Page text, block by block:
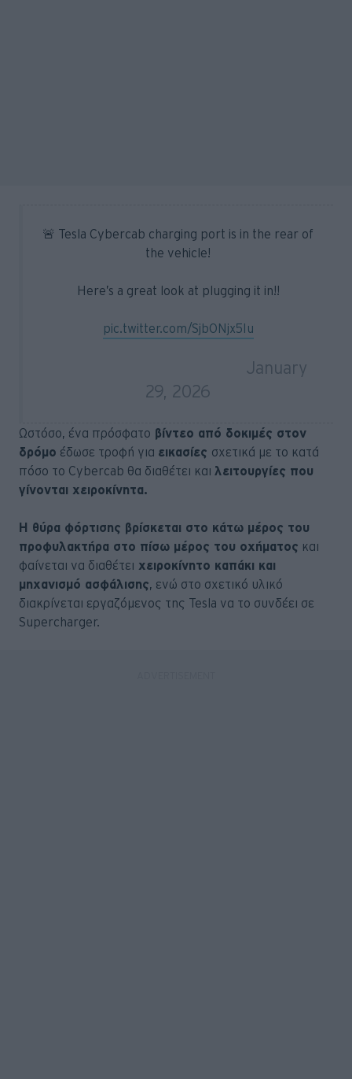
🚨 Tesla Cybercab charging port is in the rear of
the vehicle!
Here’s a great look at plugging it in!!
pic.twitter.com/SjbONjx5Iu
January
29, 2026
Ωστόσο, ένα πρόσφατο βίντεο από δοκιμές στον
δρόμο έδωσε τροφή για εικασίες σχετικά με το κατά
πόσο το Cybercab θα διαθέτει και λειτουργίες που
γίνονται χειροκίνητα.
Η θύρα φόρτισης βρίσκεται στο κάτω μέρος του
προφυλακτήρα στο πίσω μέρος του οχήματος και
φαίνεται να διαθέτει χειροκίνητο καπάκι και
μηχανισμό ασφάλισης , ενώ στο σχετικό υλικό
διακρίνεται εργαζόμενος της Tesla να το συνδέει σε
Supercharger.